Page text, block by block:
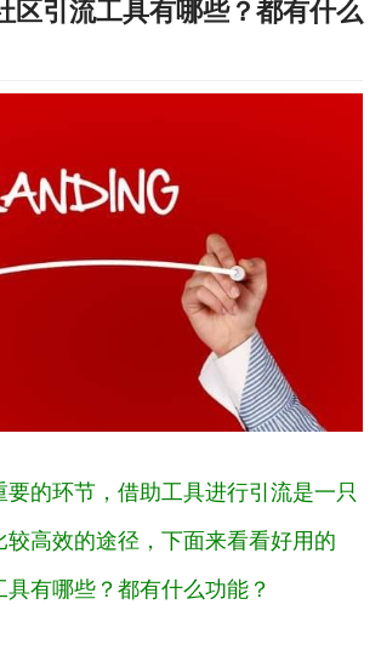
区引流工具有哪些？都有什么
要的环节，借助工具进行引流是一只
较高效的途径，下面来看看好用的
具有哪些？都有什么功能？